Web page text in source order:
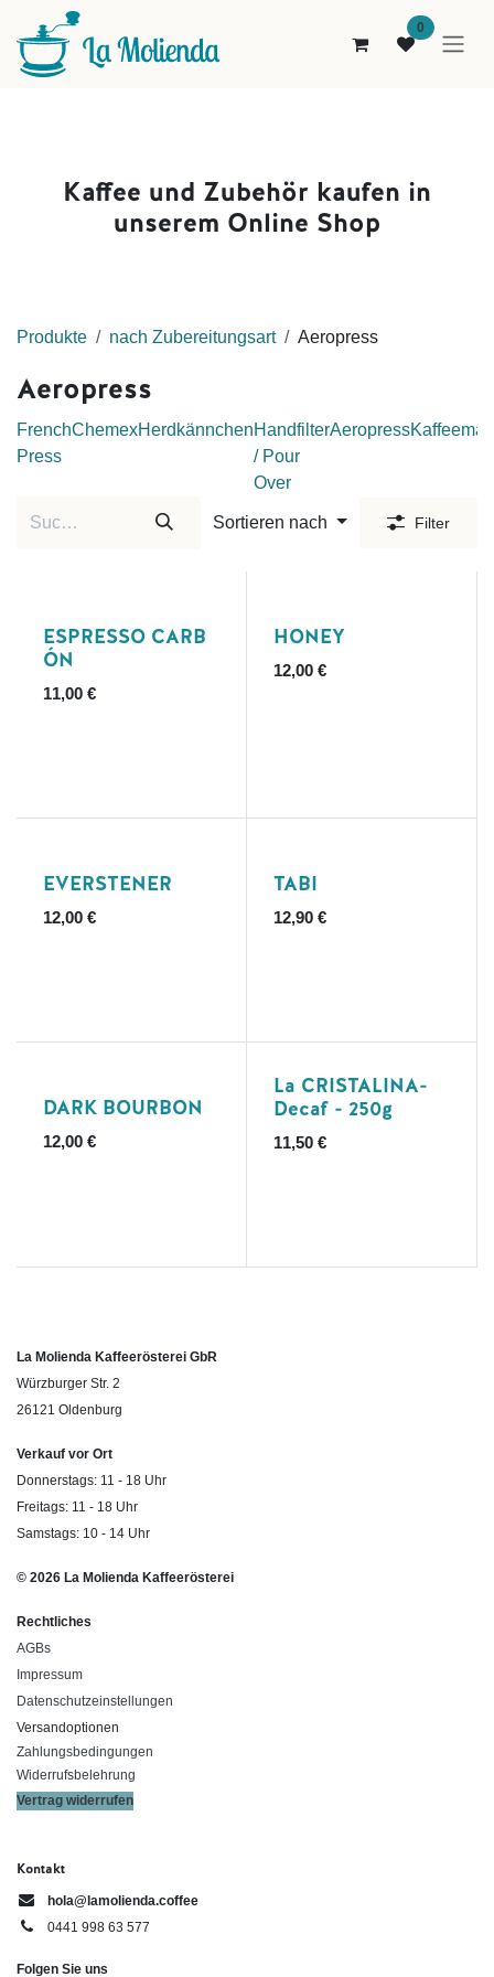
Zum Inhalt springen
0
Kaffee und Zubehör kaufen in
unserem Online Shop
Produkte nach Zubereitungsart Aeropress
Aeropress
French
Press
ChemexHerdkännchenHandfilter
/ Pour
Over
Aeropress
Sortieren nach Filter
ESPRESSO CARB
ÓN
11,00 €
HONEY
12,00€
EVERSTENER
12,00 €
Ausverkauft
TABI
12,90€
DARK BOURBON
12,00 €
La CRISTALINA-
Decaf - 250g
11,50€
La Molienda Kaffeerösterei GbR
Würzburger Str. 2
26121 Oldenburg
Verkauf vor Ort
Donnerstags: 11 - 18 Uhr
Freitags: 11 - 18 Uhr
Samstags: 10 - 14 Uhr
© 2026 La Molienda Kaffeerösterei
Rechtliches
AGBs
Impressum
Datenschutzeinstellungen
Versandoptionen
Zahlungsbedingungen
Widerrufsbelehrung
Vertrag widerrufen
Kontakt
hola@lamolienda.coffee
0441 998 63 577
Folgen Sie uns